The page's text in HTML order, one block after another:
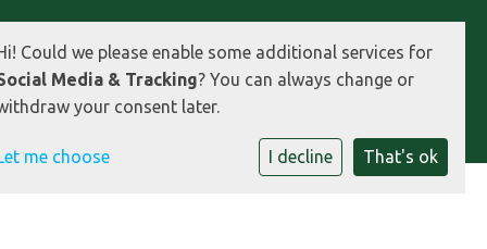
Could we please enable some additional services for
Media & Tracking? You can always change or
your consent later.
me choose I decline That's ok